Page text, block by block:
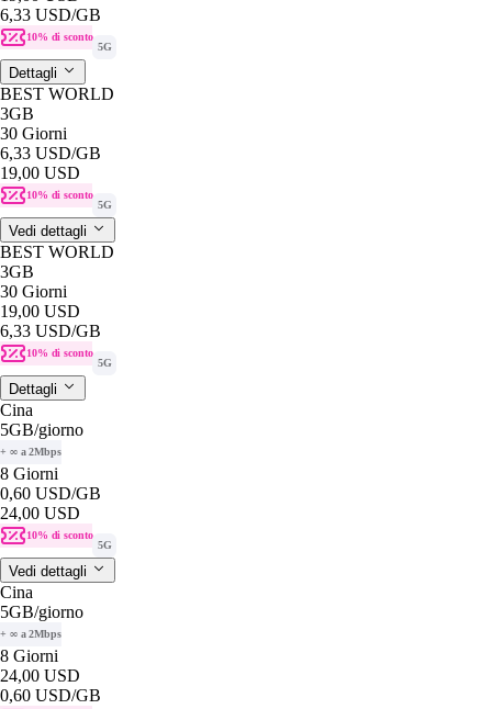
6,33 USD/GB
10% di sconto
5G
Dettagli
BEST WORLD
3GB
30 Giorni
6,33 USD/GB
19,00 USD
10% di sconto
5G
Vedi dettagli
BEST WORLD
3GB
30 Giorni
19,00 USD
6,33 USD/GB
10% di sconto
5G
Dettagli
Cina
5GB/giorno
+ ∞ a 2Mbps
8 Giorni
0,60 USD/GB
24,00 USD
10% di sconto
5G
Vedi dettagli
Cina
5GB/giorno
+ ∞ a 2Mbps
8 Giorni
24,00 USD
0,60 USD/GB